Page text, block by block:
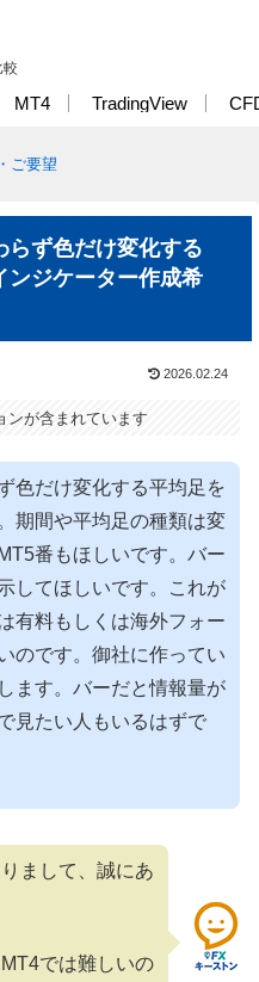
較
MT4 TradingView
ご要望
らず色だけ変化する
ンジケーター作成希
2026.02.24
ンが含まれています
色だけ変化する平均足を
期間や平均足の種類は変
番もほしいです。バー
してほしいです。これが
有料もしくは海外フォー
のです。御社に作ってい
ます。バーだと情報量が
見たい人もいるはずで
まして、誠にあ
では難しいの